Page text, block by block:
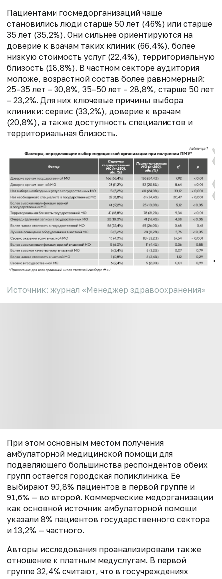
Пациентами госмедорганизаций чаще
становились люди старше 50 лет (46%) или старше
35 лет (35,2%). Они сильнее ориентируются на
доверие к врачам таких клиник (66,4%), более
низкую стоимость услуг (22,4%), территориальную
близость (18,8%). В частном секторе аудитория
моложе, возрастной состав более равномерный:
25–35 лет – 30,8%, 35–50 лет – 28,8%, старше 50 лет
– 23,2%. Для них ключевые причины выбора
клиники: сервис (33,2%), доверие к врачам
(20,8%), а также доступность специалистов и
территориальная близость.
Источник: журнал «Менеджер здравоохранения»
При этом основным местом получения
амбулаторной медицинской помощи для
подавляющего большинства респондентов обеих
групп остается городская поликлиника. Ее
выбирают 90,8% пациентов в первой группе и
91,6% — во второй. Коммерческие медорганизации
как основной источник амбулаторной помощи
указали 8% пациентов государственного сектора
и 13,2% — частного.
Авторы исследования проанализировали также
отношение к платным медуслугам. В первой
группе 32,4% считают, что в госучреждениях